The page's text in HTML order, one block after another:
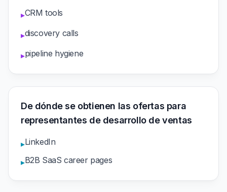
▸CRM tools
▸discovery calls
▸pipeline hygiene
De dónde se obtienen las ofertas para
representantes de desarrollo de ventas
▸LinkedIn
▸B2B SaaS career pages